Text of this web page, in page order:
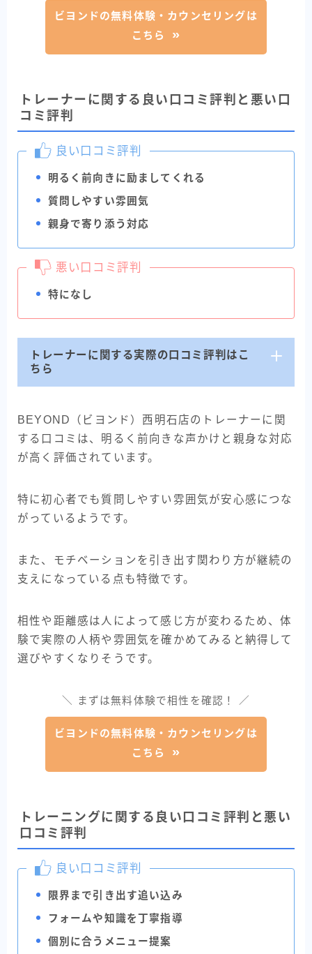
ビヨンドの無料体験・カウンセリングは
こちら
トレーナーに関する良い口コミ評判と悪い口
コミ評判
良い口コミ評判
明るく前向きに励ましてくれる
質問しやすい雰囲気
親身で寄り添う対応
悪い口コミ評判
特になし
トレーナーに関する実際の口コミ評判はこ
ちら
BEYOND（ビヨンド）西明石店のトレーナーに関
する口コミは、明るく前向きな声かけと親身な対応
が高く評価されています。
特に初心者でも質問しやすい雰囲気が安心感につな
がっているようです。
また、モチベーションを引き出す関わり方が継続の
支えになっている点も特徴です。
相性や距離感は人によって感じ方が変わるため、体
験で実際の人柄や雰囲気を確かめてみると納得して
選びやすくなりそうです。
＼ まずは無料体験で相性を確認！ ／
ビヨンドの無料体験・カウンセリングは
こちら
トレーニングに関する良い口コミ評判と悪い
口コミ評判
良い口コミ評判
限界まで引き出す追い込み
フォームや知識を丁寧指導
個別に合うメニュー提案